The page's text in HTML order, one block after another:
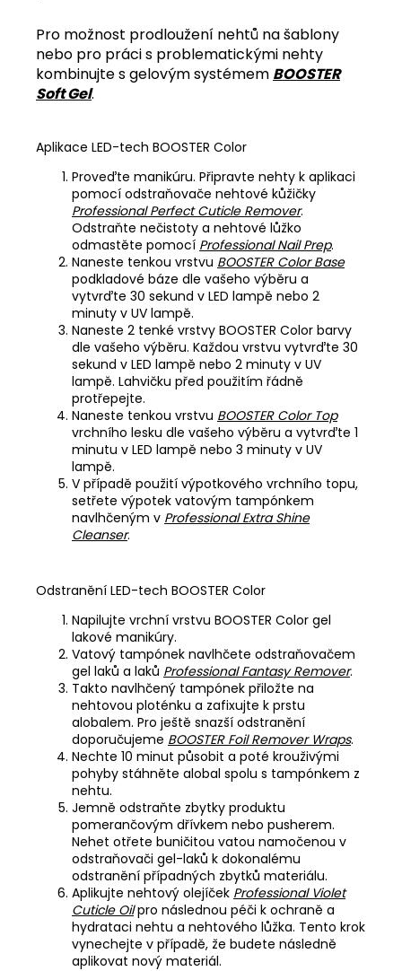
Pro možnost prodloužení nehtů na šablony
nebo pro práci s problematickými nehty
kombinujte s gelovým systémem BOOSTER
Soft Gel.
Aplikace LED-tech BOOSTER Color
Proveďte manikúru. Připravte nehty k aplikaci
pomocí odstraňovače nehtové kůžičky
Professional Perfect Cuticle Remover.
Odstraňte nečistoty a nehtové lůžko
odmastěte pomocí Professional Nail Prep.
Naneste tenkou vrstvu BOOSTER Color Base
podkladové báze dle vašeho výběru a
vytvrďte 30 sekund v LED lampě nebo 2
minuty v UV lampě.
Naneste 2 tenké vrstvy BOOSTER Color barvy
dle vašeho výběru. Každou vrstvu vytvrďte 30
sekund v LED lampě nebo 2 minuty v UV
lampě. Lahvičku před použitím řádně
protřepejte.
Naneste tenkou vrstvu BOOSTER Color Top
vrchního lesku dle vašeho výběru a vytvrďte 1
minutu v LED lampě nebo 3 minuty v UV
lampě.
V případě použití výpotkového vrchního topu,
setřete výpotek vatovým tampónkem
navlhčeným v Professional Extra Shine
Cleanser.
Odstranění LED-tech BOOSTER Color
Napilujte vrchní vrstvu BOOSTER Color gel
lakové manikúry.
Vatový tampónek navlhčete odstraňovačem
gel laků a laků Professional Fantasy Remover.
Takto navlhčený tampónek přiložte na
nehtovou ploténku a zafixujte k prstu
alobalem. Pro ještě snazší odstranění
doporučujeme BOOSTER Foil Remover Wraps.
Nechte 10 minut působit a poté krouživými
pohyby stáhněte alobal spolu s tampónkem z
nehtu.
Jemně odstraňte zbytky produktu
pomerančovým dřívkem nebo pusherem.
Nehet otřete buničitou vatou namočenou v
odstraňovači gel-laků k dokonalému
odstranění případných zbytků materiálu.
Aplikujte nehtový olejíček Professional Violet
Cuticle Oilpro následnou péči k ochraně a
hydrataci nehtu a nehtového lůžka. Tento krok
vynechejte v případě, že budete následně
aplikovat nový materiál.